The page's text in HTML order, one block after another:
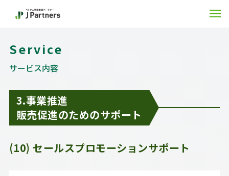
Service
サービス内容
3.事業推進
販売促進のためのサポート
(10) セールスプロモーションサポート